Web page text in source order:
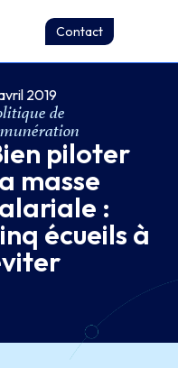
Contact
2019
de
piloter
masse
:
écueils à